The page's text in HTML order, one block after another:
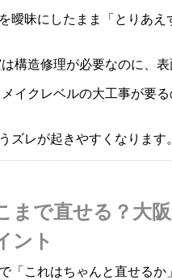
曖昧にしたまま「とりあえ
構造修理が必要なのに、
メイクレベルの大工事が要
ズレが起きやすくなります。
まで直せる？大
ント
「これはちゃんと直せるか